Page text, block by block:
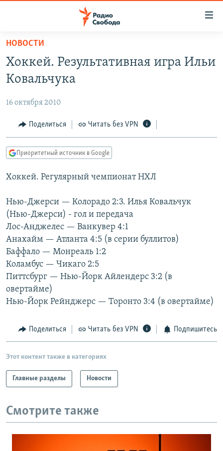
упрощенного
доступа
Вернуться
основному
Вернутся
главной
навигации
Вернутся
поиску
АВТОРСКИЕ ПРОЕКТЫ
ЦИТАТЫ СВОБОДЫ
МНЕНИЯ
IDEL.РЕАЛИИ
КАВКАЗ.РЕАЛИИ
СЕВЕР.РЕАЛИИ
СИБИРЬ.РЕАЛИИ
РАСПИСАНИЕ ВЕЩАНИЯ
ПОДПИШИТЕСЬ НА РАССЫЛКУ
СОЦИАЛЬНЫЕ СЕТИ
Все сайты РСЕ/РС
НОВОСТИ
Хоккей. Результативная игра Ильи
Ковальчука
16 октября 2010
Поделиться Читать без VPN
Приоритетный источник в Google
Хоккей. Регулярный чемпионат НХЛ
Нью-Джерси — Колорадо 2:3. Илья Ковальчук
(Нью-Джерси) - гол и передача
Лос-Анджелес — Ванкувер 4:1
Анахайм — Атланта 4:5 (в серии буллитов)
Баффало — Монреаль 1:2
Коламбус — Чикаго 2:5
Питтсбург — Нью-Йорк Айлендерс 3:2 (в
овертайме)
Нью-Йорк Рейнджерс — Торонто 3:4 (в овертайме)
Поделиться Читать без VPN Подпишитесь
Этот контент также в категориях
Главные разделы Новости
Смотрите также